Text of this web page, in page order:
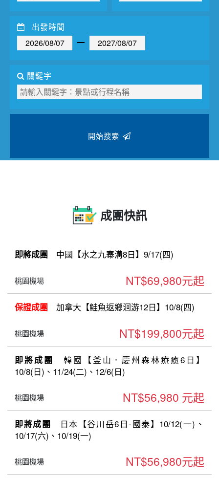
出發時間
關鍵字
開始搜索
成團快訊
即將成團 中國【水之九寨溝8日】9/17(四)
桃園機場 NT$69,980元起
保證成團 加拿大【鮭魚返鄉洄游12日】10/8(四)
桃園機場 NT$199,800元起
即將成團
韓國【釜山．慶州森林療癒6日】
10/8(日)、11/24(二)、12/6(日)
桃園機場 NT$56,980 元起
即將成團
日本【谷川岳6日-國泰】10/12(一)、
10/17(六)、10/19(一)
桃園機場 NT$56,980元起